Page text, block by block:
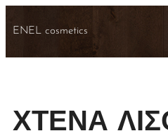
ENEL cosmetics
ΧΤΕΝΑ